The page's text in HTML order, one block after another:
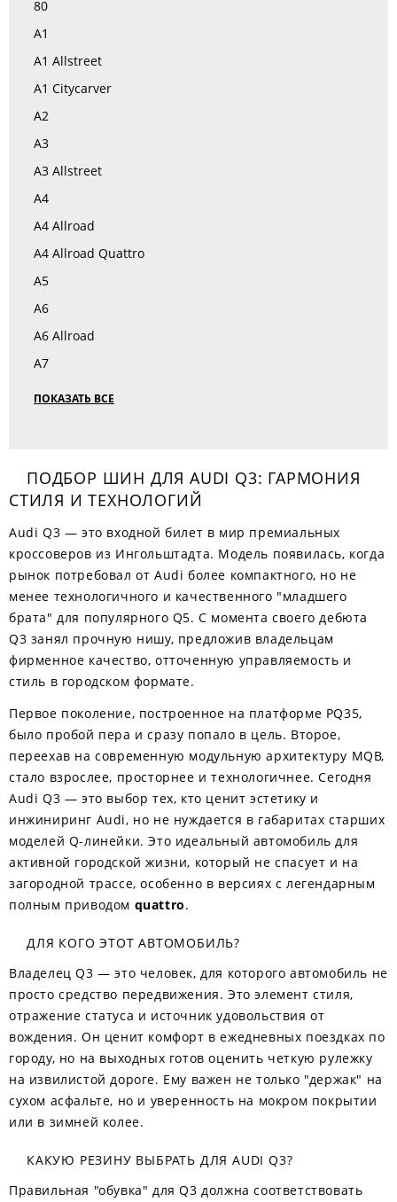
80
A1
A1 Allstreet
A1 Citycarver
A2
A3
A3 Allstreet
A4
A4 Allroad
A4 Allroad Quattro
A5
A6
A6 Allroad
A7
ПОКАЗАТЬ ВСЕ
ПОДБОР ШИН ДЛЯ AUDI Q3: ГАРМОНИЯ
СТИЛЯ И ТЕХНОЛОГИЙ
Audi Q3 — это входной билет в мир премиальных
кроссоверов из Ингольштадта. Модель появилась, когда
рынок потребовал от Audi более компактного, но не
менее технологичного и качественного "младшего
брата" для популярного Q5. С момента своего дебюта
Q3 занял прочную нишу, предложив владельцам
фирменное качество, отточенную управляемость и
стиль в городском формате.
Первое поколение, построенное на платформе PQ35,
было пробой пера и сразу попало в цель. Второе,
переехав на современную модульную архитектуру MQB,
стало взрослее, просторнее и технологичнее. Сегодня
Audi Q3 — это выбор тех, кто ценит эстетику и
инжиниринг Audi, но не нуждается в габаритах старших
моделей Q-линейки. Это идеальный автомобиль для
активной городской жизни, который не спасует и на
загородной трассе, особенно в версиях с легендарным
полным приводом quattro.
ДЛЯ КОГО ЭТОТ АВТОМОБИЛЬ?
Владелец Q3 — это человек, для которого автомобиль не
просто средство передвижения. Это элемент стиля,
отражение статуса и источник удовольствия от
вождения. Он ценит комфорт в ежедневных поездках по
городу, но на выходных готов оценить четкую рулежку
на извилистой дороге. Ему важен не только "держак" на
сухом асфальте, но и уверенность на мокром покрытии
или в зимней колее.
КАКУЮ РЕЗИНУ ВЫБРАТЬ ДЛЯ AUDI Q3?
Правильная "обувка" для Q3 должна соответствовать